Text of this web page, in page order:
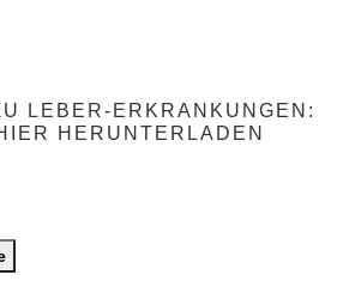
LEBER-ERKRANKUNGEN:
HERUNTERLADEN